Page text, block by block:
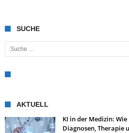
SUCHE
Suche nach:
AKTUELL
KI in der Medizin:
Diagnosen, Therapie